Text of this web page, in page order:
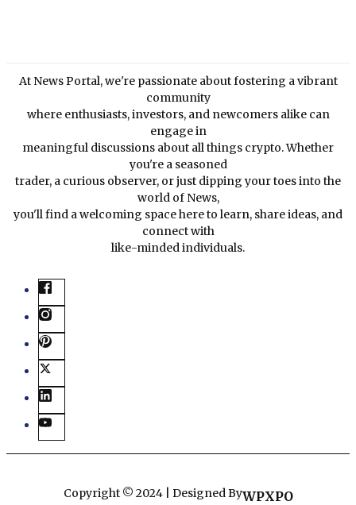
At News Portal, we're passionate about fostering a vibrant
community
where enthusiasts, investors, and newcomers alike can
engage in
meaningful discussions about all things crypto. Whether
you're a seasoned
trader, a curious observer, or just dipping your toes into the
world of News,
you'll find a welcoming space here to learn, share ideas, and
connect with
like-minded individuals.
Copyright © 2024 | Designed ByWPXPO